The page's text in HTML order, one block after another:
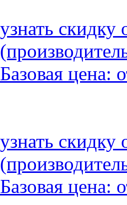
узнать скидку
Базовая цена:
узнать скидку
Базовая цена: